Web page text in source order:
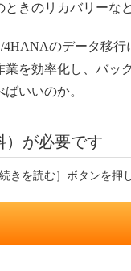
きのリカバリーな
のデータ移行
業を効率化し、バッ
いいのか。
）が必要です
きを読む］ボタンを押